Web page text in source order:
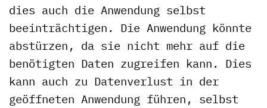
dies auch die Anwendung selbst
beeinträchtigen. Die Anwendung könnte
abstürzen, da sie nicht mehr auf die
benötigten Daten zugreifen kann. Dies
kann auch zu Datenverlust in der
geöffneten Anwendung führen, selbst